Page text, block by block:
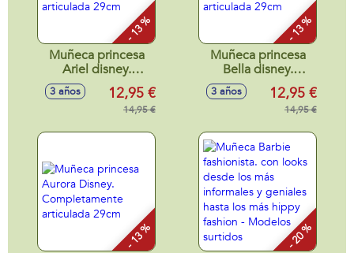
- 13 %
Muñeca princesa
Ariel disney.
Completamente
articulada 29cm
3 años 12,95 €
14,95 €
- 13 %
Muñeca princesa
Bella disney.
Completamente
articulada 29cm
3 años 12,95 €
14,95 €
- 13 % - 20 %